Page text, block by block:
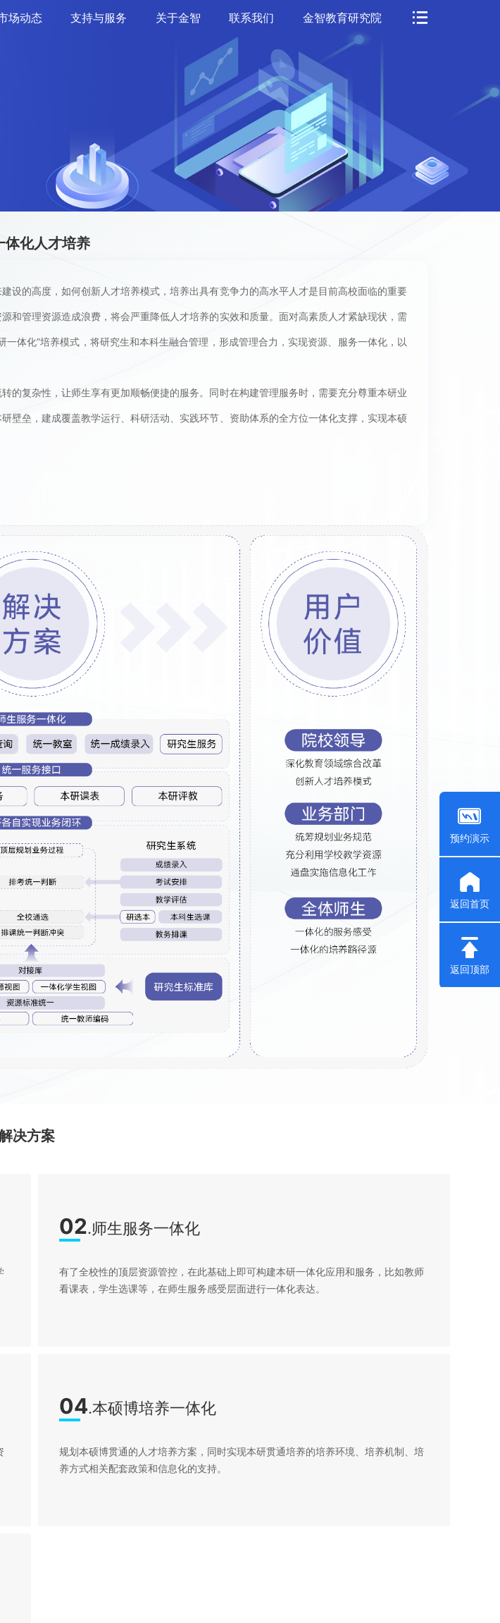
场动态 支持与服务 关于金智 联系我们 金智教育研究院
体化人才培养
设的高度，如何创新人才培养模式，培养出具有竞争力的高水平人才是目前高校面临的重要
和管理资源造成浪费，将会严重降低人才培养的实效和质量。面对高素质人才紧缺现状，需
体化”培养模式，将研究生和本科生融合管理，形成管理合力，实现资源、服务一体化，以
的复杂性，让师生享有更加顺畅便捷的服务。同时在构建管理服务时，需要充分尊重本研业
壁垒，建成覆盖教学运行、科研活动、实践环节、资助体系的全方位一体化支撑，实现本硕
决方案
02.师生服务一体化
有了全校性的顶层资源管控，在此基础上即可构建本研一体化应用和服务，比如教师
看课表，学生选课等，在师生服务感受层面进行一体化表达。
04.本硕博培养一体化
规划本硕博贯通的人才培养方案，同时实现本研贯通培养的培养环境、培养机制、培
养方式相关配套政策和信息化的支持。
预约演示
返回首页
返回顶部